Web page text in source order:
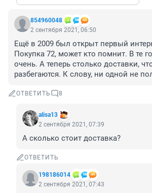
854960048
2 сентября 2021, 06:50
Ещё в 2009 был открыт первый
Покупка 72, может кто помнит. В те
очень. А теперь столько доставки,
разбегаются. К слову, ни одной не
ОТВЕТИТЬ 8
alisa13
2 сентября 2021, 07:39
А сколько стоит доставка?
ОТВЕТИТЬ
198186014
2 сентября 2021, 07:43